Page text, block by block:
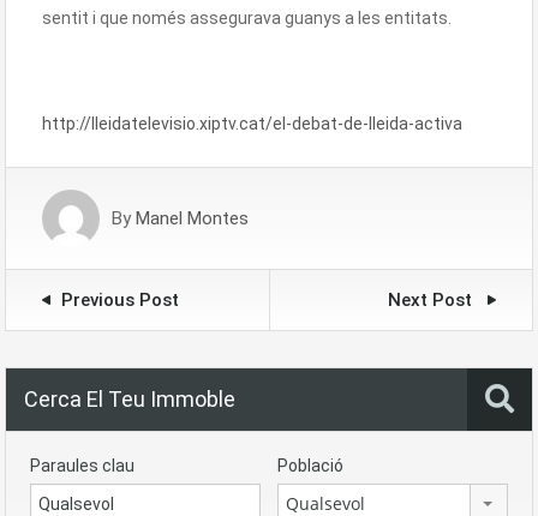
sentit i que només assegurava guanys a les entitats.
http://lleidatelevisio.xiptv.cat/el-debat-de-lleida-activa
By Manel Montes
Previous Post Next Post
Cerca El Teu Immoble
Paraules clau Població
Qualsevol